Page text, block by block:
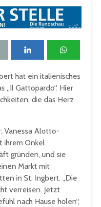
hat ein italienisches
„Il Gattopardo“. Hier
die das Herz
Vanessa Alotto-
ihrem Onkel
gründen, und sie
Markt mit
in St. Ingbert. „Die
verreisen. Jetzt
nach Hause holen“,